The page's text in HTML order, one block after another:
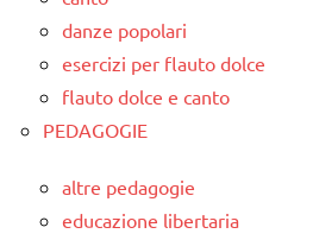
danze popolari
esercizi per flauto dolce
flauto dolce e canto
PEDAGOGIE
altre pedagogie
educazione libertaria